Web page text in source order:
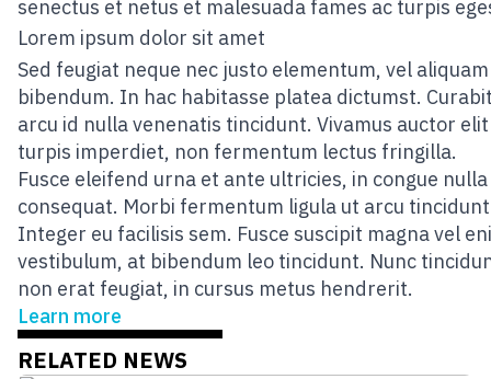
senectus et netus et malesuada fames ac turpis
Lorem ipsum dolor sit amet
Sed feugiat neque nec justo elementum, vel
bibendum. In hac habitasse platea dictumst.
arcu id nulla venenatis tincidunt. Vivamus auctor
turpis imperdiet, non fermentum lectus fringilla.
Fusce eleifend urna et ante ultricies, in congue nulla
consequat. Morbi fermentum ligula ut arcu
Integer eu facilisis sem. Fusce suscipit magna vel
vestibulum, at bibendum leo tincidunt. Nunc
non erat feugiat, in cursus metus hendrerit.
Learn more
RELATED NEWS